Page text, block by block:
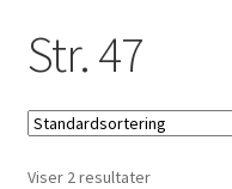
Str. 47
Viser 2 resultater